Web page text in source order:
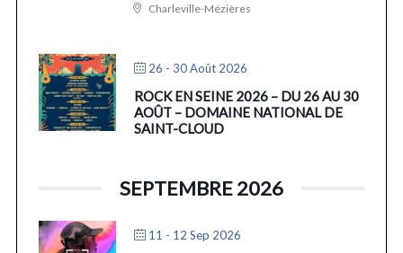
Charleville-Mézières
26 - 30 Août 2026
ROCK EN SEINE 2026 – DU 26 AU 30
AOÛT – DOMAINE NATIONAL DE
SAINT-CLOUD
SEPTEMBRE 2026
11 - 12 Sep 2026